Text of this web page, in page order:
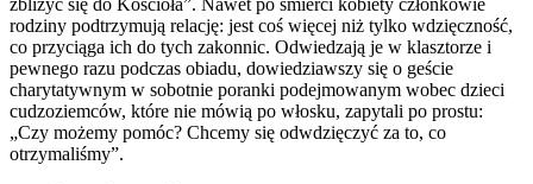
rodziny podtrzymują relację: jest coś więcej niż tylko wdzięczność,
co przyciąga ich do tych zakonnic. Odwiedzają je w klasztorze i
pewnego razu podczas obiadu, dowiedziawszy się o geście
charytatywnym w sobotnie poranki podejmowanym wobec dzieci
cudzoziemców, które nie mówią po włosku, zapytali po prostu:
„Czy możemy pomóc? Chcemy się odwdzięczyć za to, co
otrzymaliśmy”.